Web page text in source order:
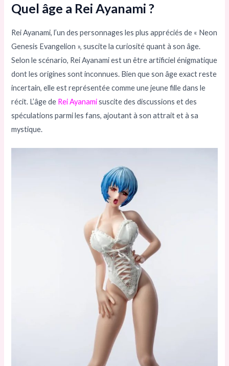
Quel âge a Rei Ayanami ?
Rei Ayanami, l’un des personnages les plus appréciés de « Neon
Genesis Evangelion », suscite la curiosité quant à son âge.
Selon le scénario, Rei Ayanami est un être artificiel énigmatique
dont les origines sont inconnues. Bien que son âge exact reste
incertain, elle est représentée comme une jeune fille dans le
récit. L’âge de Rei Ayanamisuscite des discussions et des
spéculations parmi les fans, ajoutant à son attrait et à sa
mystique.